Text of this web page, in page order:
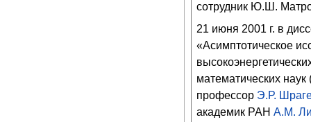
сотрудник Ю.Ш.
21 июня 2001 г. в
«Асимптотическое
математических наук
профессор Э.Р.
академик РАН А.М.